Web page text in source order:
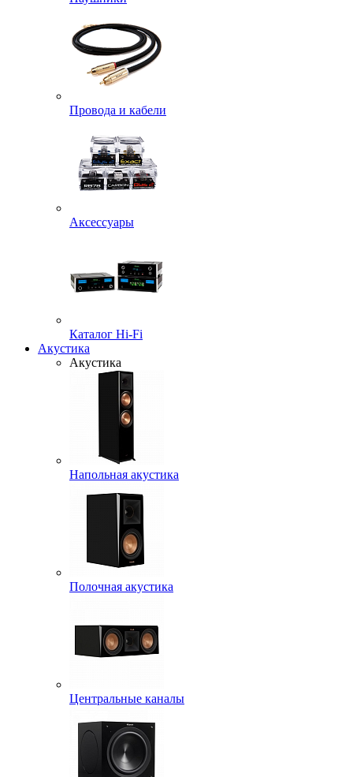
Провода и кабели
Аксессуары
Каталог Hi-Fi
Акустика
Акустика
Напольная акустика
Полочная акустика
Центральные каналы